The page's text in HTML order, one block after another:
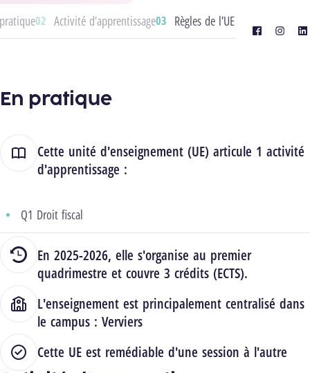
facebook
Activité d’apprentissage Règles de l’UE
En pratique
Cette unité d'enseignement (UE) articule 1 activité
d'apprentissage :
Q1 Droit fiscal
En 2025-2026, elle s'organise au premier
quadrimestre et couvre 3 crédits (ECTS).
L'enseignement est principalement centralisé dans
le campus : Verviers
Cette UE est remédiable d'une session à l'autre